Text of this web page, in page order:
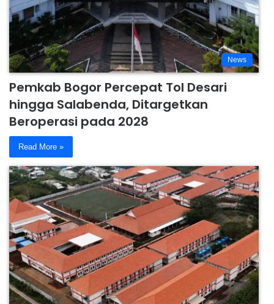
News
Pemkab Bogor Percepat Tol Desari
hingga Salabenda, Ditargetkan
Beroperasi pada 2028
Read More »